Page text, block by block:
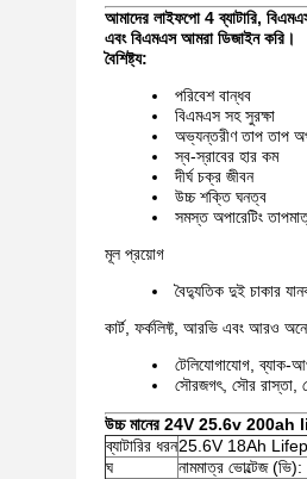
আমাদের লাইফপো 4 ব্যাটারি,
এবং বিএমএস আমরা ডিজাইন করি।
বৈশিষ্ট্য:
পরিবেশ বান্ধব
বিএমএস সহ সুরক্ষা
অভ্যন্তরীণ তাপ তাপ
স্ব-স্রাবের হার কম
দীর্ঘ চক্র জীবন
উচ্চ শক্তি ঘনত্ব
সমস্ত অপারেটিং
মূল প্রয়োগ
বৈদ্যুতিক দুই চাকার
কার্ট, ফর্কলিফ্ট, আরভি এবং আরও
টেলিযোগাযোগ, ব্যাক-
সৌরজগৎ, সৌর রাস্তা,
উচ্চ মানের 24V 25.6v 200ah
ব্যাটারির ধরন25.6V 18Ah
ঘ
নামমাত্র ভোল্টেজ (ভি):